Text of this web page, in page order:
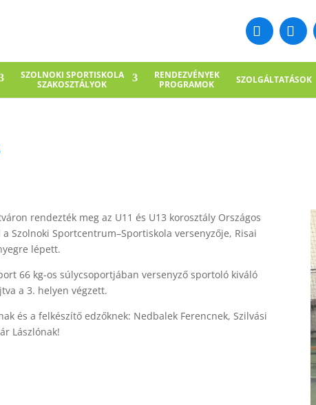
SZOLNOKI SPORTISKOLA
SZAKOSZTÁLYOK
RENDEZVÉNYEK
PROGRAMOK
SZOLGÁLTATÁSOK
rendezték meg az U11 és U13 korosztály Országos
Szolnoki Sportcentrum–Sportiskola versenyzője, Risai
lépett.
66 kg-os súlycsoportjában versenyző sportoló kiváló
a 3. helyen végzett.
és a felkészítő edzőknek: Nedbalek Ferencnek, Szilvási
Lászlónak!